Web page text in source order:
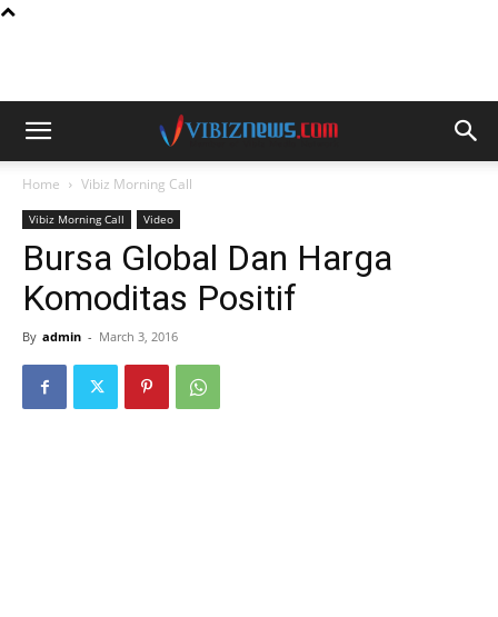
Home Vibiz Morning Call
Vibiz Morning Call Video
Bursa Global Dan Harga
Komoditas Positif
By admin - March 3, 2016